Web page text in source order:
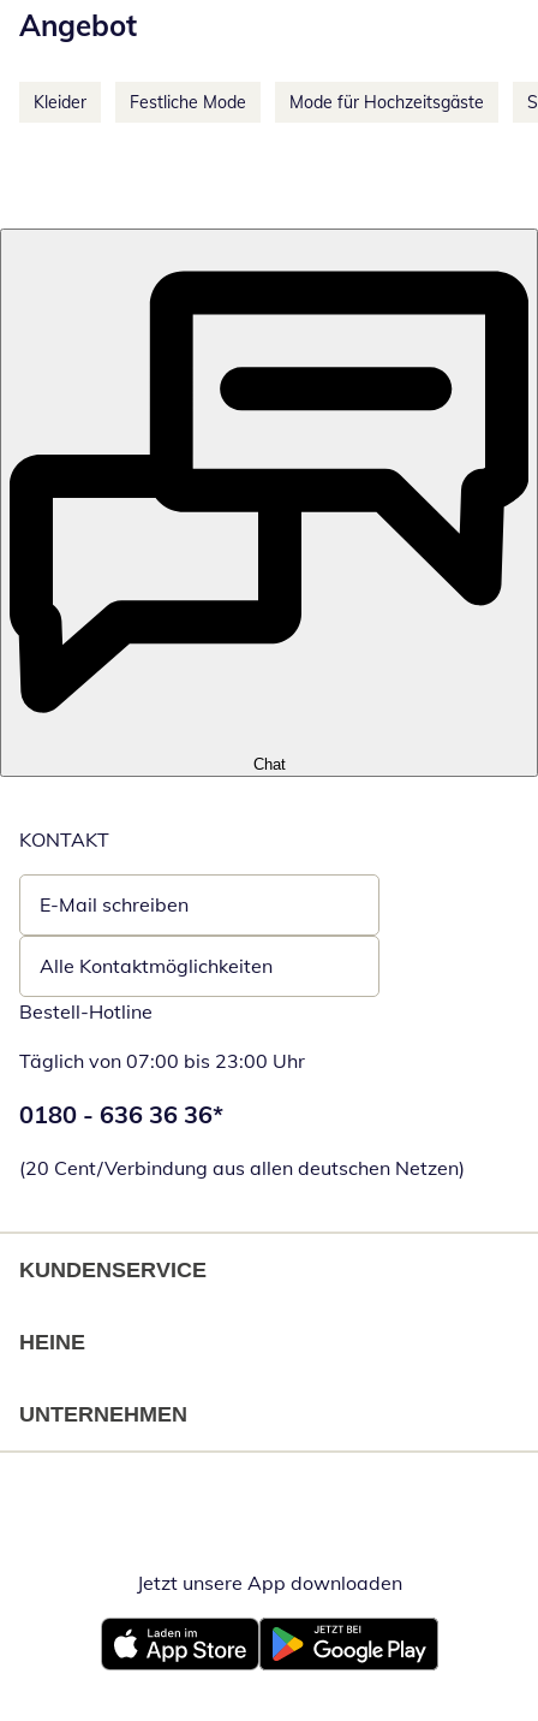
Angebot
Kleider Festliche Mode Mode für Hochzeitsgäste
Chat
KONTAKT
E-Mail schreiben
Öffnet E-Mail-Client
Alle Kontaktmöglichkeiten
Bestell-Hotline
Täglich von 07:00 bis 23:00 Uhr
Telefonnummer:
0180 - 636 36 36*
(20 Cent/Verbindung aus allen deutschen Netzen)
KUNDENSERVICE
HEINE
UNTERNEHMEN
Jetzt unsere App downloadenÖffnet in
Öffnet in neuem FensterÖffnet in neuem Fenster